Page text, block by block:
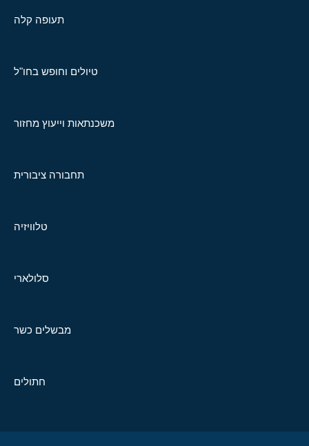
תעופה קלה
טיולים וחופש בחו"ל
משכנתאות וייעוץ מחזור
תחבורה ציבורית
טלוויזיה
סלולארי
מבשלים כשר
חתולים